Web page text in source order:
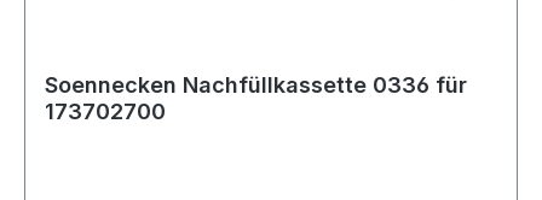
Soennecken Nachfüllkassette 0336 für
173702700